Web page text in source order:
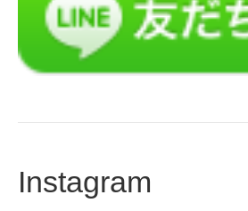
Instagram